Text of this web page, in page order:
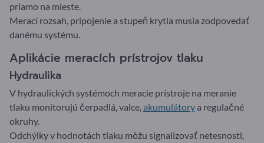
priamo na mieste.
Merací rozsah, pripojenie a stupeň krytia musia zodpovedať
danému systému.
Aplikácie meracích prístrojov tlaku
Hydraulika
V hydraulických systémoch meracie prístroje na meranie
tlaku monitorujú čerpadlá, valce,akumulátory a regulačné
okruhy.
Odchýlky v hodnotách tlaku môžu signalizovať netesnosti,